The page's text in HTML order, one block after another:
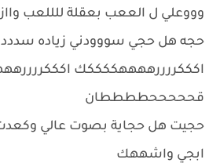
وووعلي ل الععب بعقلة للللعب
حجه هل حجي سووودني زياده سددد
اكككررررههههككككك
قحححححططططان
حجيت هل حجاية بصوت عالي وكعدت
ابجي واشههك